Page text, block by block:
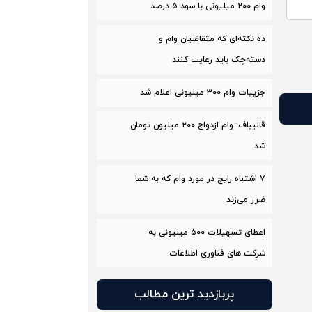
وام ۲۰۰ میلیونی با سود ۵ درصد
ده نکته‌ای که متقاضیان وام و
دسته‌چک باید رعایت کنند
جزییات وام ۳۰۰ میلیونی اعلام شد
قالیباف: وام ازدواج ٢٠٠ میلیون تومان
شد
۷ اشتباه رایج در مورد وام که به شما
ضرر می‌زند
اعطای تسهیلات ۵۰۰ میلیونی به
شرکت های فناوری اطلاعات
پربازدید ترین مطالب